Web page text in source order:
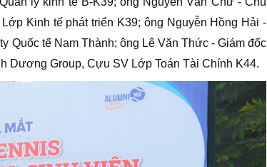
Kinh tế phát triển K39; ông Nguyễn Hồng Hải -
Quốc tế Nam Thành; ông Lê Văn Thức - Giám đốc
Dương Group, Cựu SV Lớp Toán Tài Chính K44.